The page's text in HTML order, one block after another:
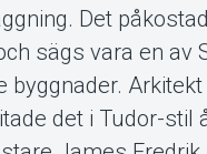
Om
Det
sägs vara en av
byggnader.
det i Tudor-stil